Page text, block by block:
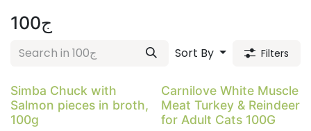
100ج
Sort By Filters
Simba Chuck with
Salmon pieces in broth,
100g
Carnilove White Muscle
Meat Turkey & Reindeer
for Adult Cats 100G